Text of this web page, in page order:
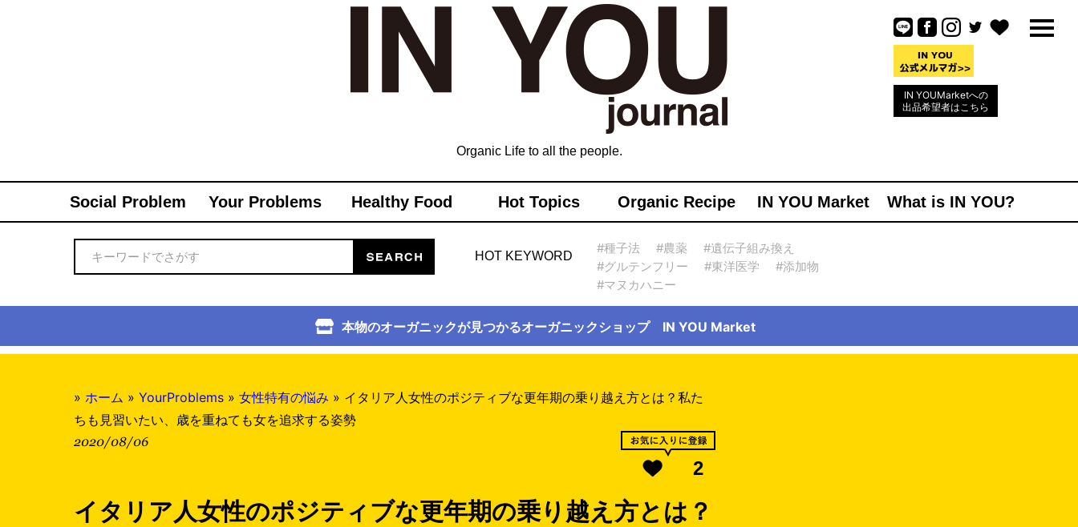
IN YOUMarketへの
出品希望者はこちら
Organic Life to all the people.
Social Problem Your Problems Healthy Food Hot Topics Organic Recipe IN YOU Market What is IN YOU?
HOT KEYWORD
#種子法 #農薬
#遺伝子組み換え
#グルテンフリー
#東洋医学
#添加物
#マヌカハニー
本物のオーガニックが見つかるオーガニックショップ IN YOU Market
» ホーム » YourProblems » 女性特有の悩み » イタリア人女性のポジティブな更年期の乗り越え方とは？私た
ちも見習いたい、歳を重ねても女を追求する姿勢
2020/08/06
2
イタリア人女性のポジティブな更年期の乗り越え方とは？